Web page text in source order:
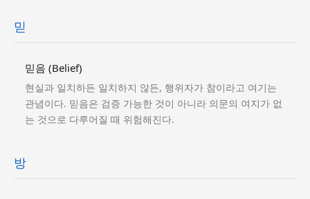
믿
믿음 (Belief)
현실과 일치하든 일치하지 않든, 행위자가 참이라고 여기는
관념이다. 믿음은 검증 가능한 것이 아니라 의문의 여지가 없
는 것으로 다루어질 때 위험해진다.
방